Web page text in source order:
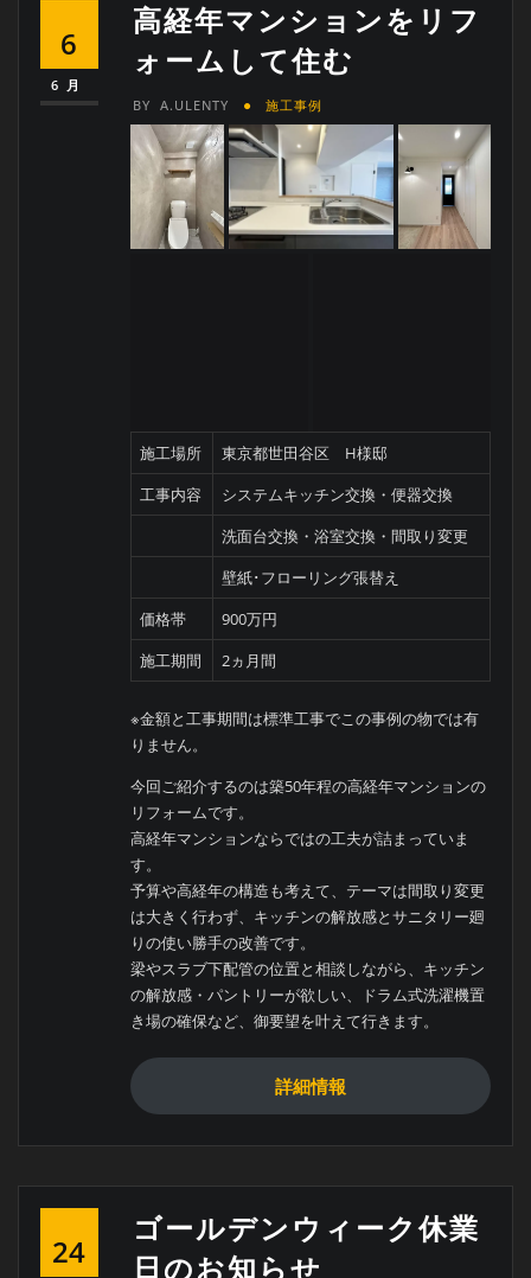
6
6月
高経年マンションをリフ
ォームして住む
BY A.ULENTY 施工事例
工事内容
システムキッチン交換・便器交換
洗面台交換・浴室交換・間取り変更
壁紙･フローリング張替え
900万円
施工期間
2ヵ月間
※金額と工事期間は標準工事でこの事例の物では有
今回ご紹介するのは築50年程の高経年マンションの
高経年マンションならではの工夫が詰まっていま
す。
予算や高経年の構造も考えて、テーマは間取り変更
は大きく行わず、キッチンの解放感とサニタリー廻
りの使い勝手の改善です。
梁やスラブ下配管の位置と相談しながら、キッチン
の解放感・パントリーが欲しい、ドラム式洗濯機置
き場の確保など、御要望を叶えて行きます。
24
4月
ゴールデンウィーク休業
日のお知らせ
BY A.ULENTY お知らせ